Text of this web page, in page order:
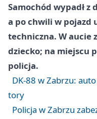
Samochód wypadł z
a po chwili w pojazd
techniczna. W aucie
dziecko; na miejscu
policja.
DK-88 w Zabrzu:
tory
Policja w Zabrzu